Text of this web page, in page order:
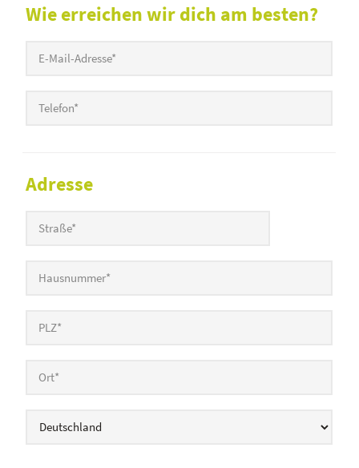
Wie erreichen wir dich am besten?
Adresse